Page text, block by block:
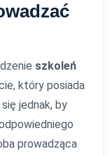
szkoleń
który posiada
jednak, by
prowadząca